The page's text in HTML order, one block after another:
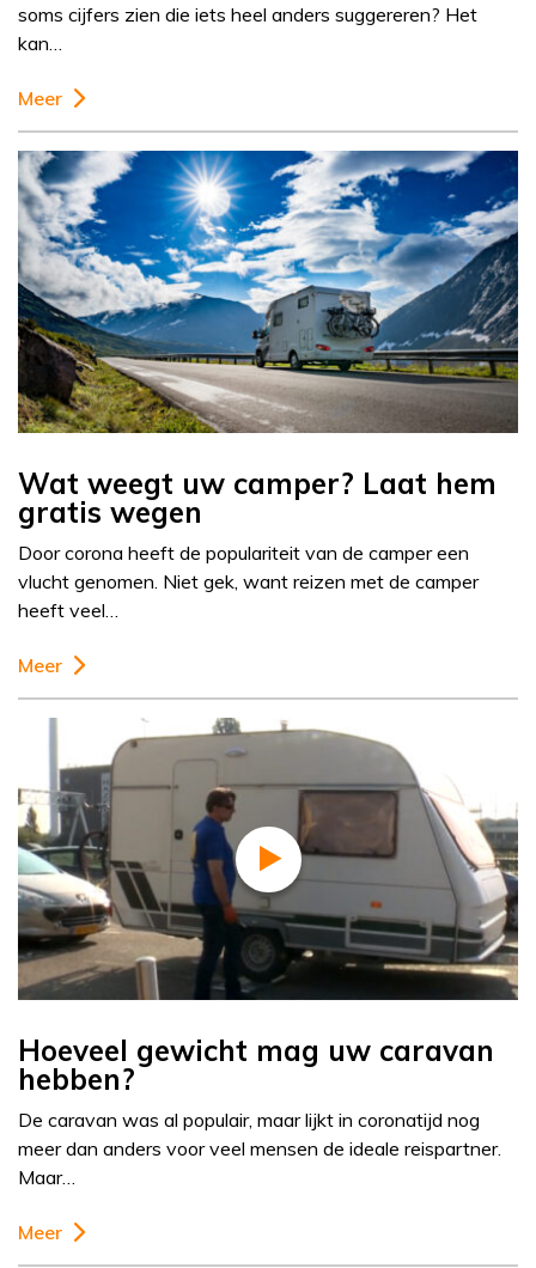
soms cijfers zien die iets heel anders suggereren? Het
kan…
Meer
Wat weegt uw camper? Laat hem
gratis wegen
Door corona heeft de populariteit van de camper een
vlucht genomen. Niet gek, want reizen met de camper
heeft veel…
Meer
Hoeveel gewicht mag uw caravan
hebben?
De caravan was al populair, maar lijkt in coronatijd nog
meer dan anders voor veel mensen de ideale reispartner.
Maar…
Meer